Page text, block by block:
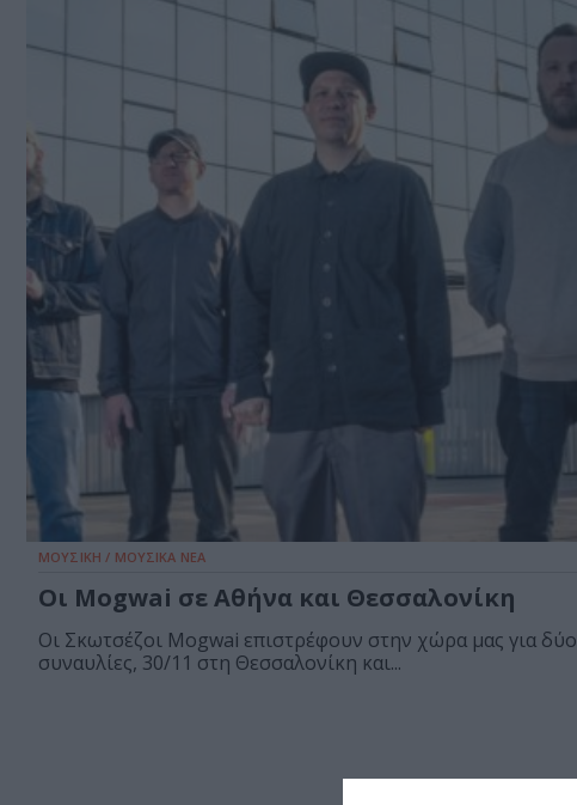
ΜΟΥΣΙΚΗ / ΜΟΥΣΙΚΑ ΝΕΑ
Οι Mogwai σε Αθήνα και Θεσσαλονίκη
Οι Σκωτσέζοι Mogwai επιστρέφουν στην χώρα μας για δύο
συναυλίες, 30/11 στη Θεσσαλονίκη και...